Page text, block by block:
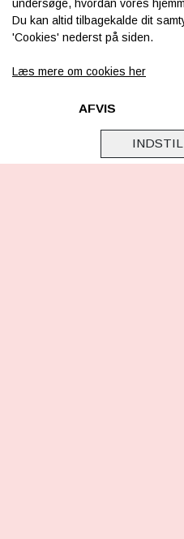
Levering & betaling
Retur
Samarbejde
Cookie & Privatlivsoplysninger
undersøge, hvordan vores
Du kan altid tilbagekalde dit
'Cookies' nederst på siden.
Læs mere om cookies her
AFVIS